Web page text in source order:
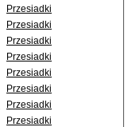
Przesiadki
Przesiadki
Przesiadki
Przesiadki
Przesiadki
Przesiadki
Przesiadki
Przesiadki